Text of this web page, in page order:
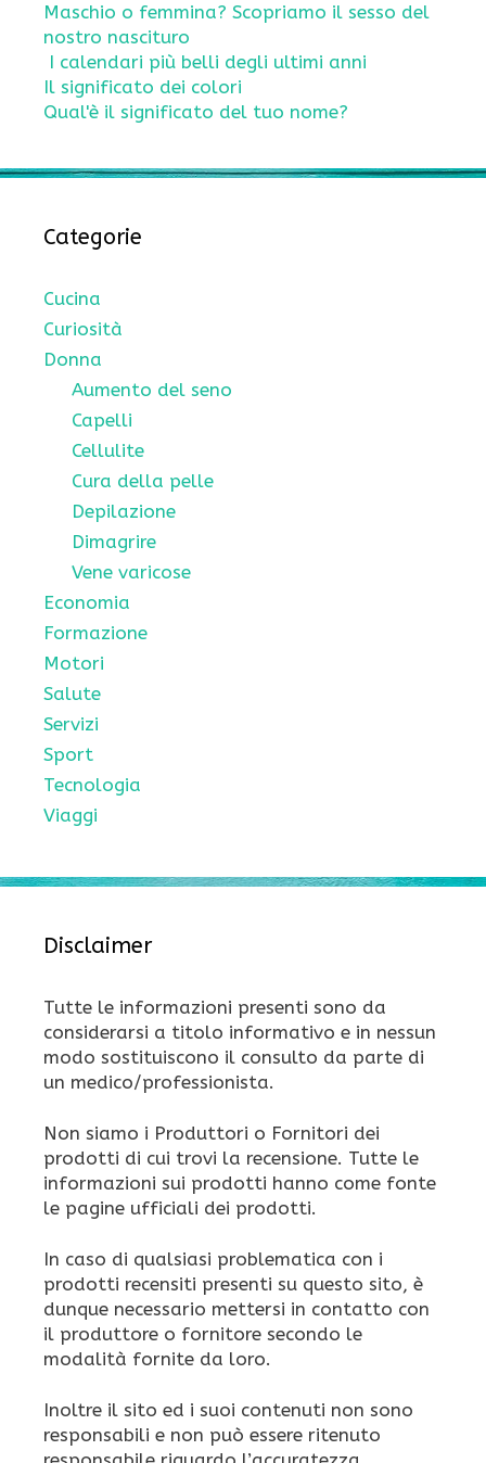
Maschio o femmina? Scopriamo il sesso del
nostro nascituro
I calendari più belli degli ultimi anni
Il significato dei colori
Qual'è il significato del tuo nome?
Categorie
Cucina
Curiosità
Donna
Aumento del seno
Capelli
Cellulite
Cura della pelle
Depilazione
Dimagrire
Vene varicose
Economia
Formazione
Motori
Salute
Servizi
Sport
Tecnologia
Viaggi
Disclaimer
Tutte le informazioni presenti sono da
considerarsi a titolo informativo e in nessun
modo sostituiscono il consulto da parte di
un medico/professionista.
Non siamo i Produttori o Fornitori dei
prodotti di cui trovi la recensione. Tutte le
informazioni sui prodotti hanno come fonte
le pagine ufficiali dei prodotti.
In caso di qualsiasi problematica con i
prodotti recensiti presenti su questo sito, è
dunque necessario mettersi in contatto con
il produttore o fornitore secondo le
modalità fornite da loro.
Inoltre il sito ed i suoi contenuti non sono
responsabili e non può essere ritenuto